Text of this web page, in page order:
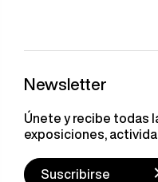
Newsletter
Únete y recibe todas
exposiciones,
Suscribirse